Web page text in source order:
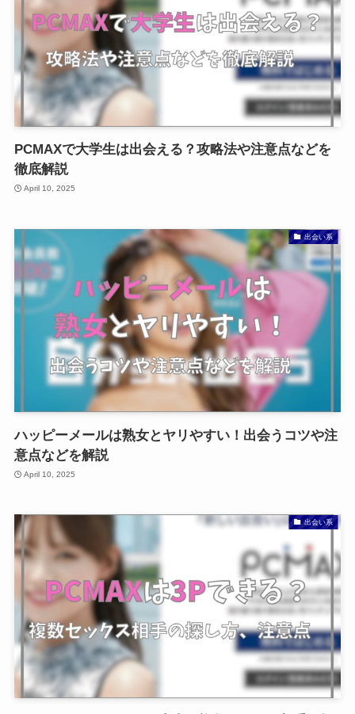
PCMAXで大学生は出会える？攻略法や注意点などを
徹底解説
April 10, 2025
出会い系
ハッピーメールは熟女とヤリやすい！出会うコツや注
意点などを解説
April 10, 2025
出会い系